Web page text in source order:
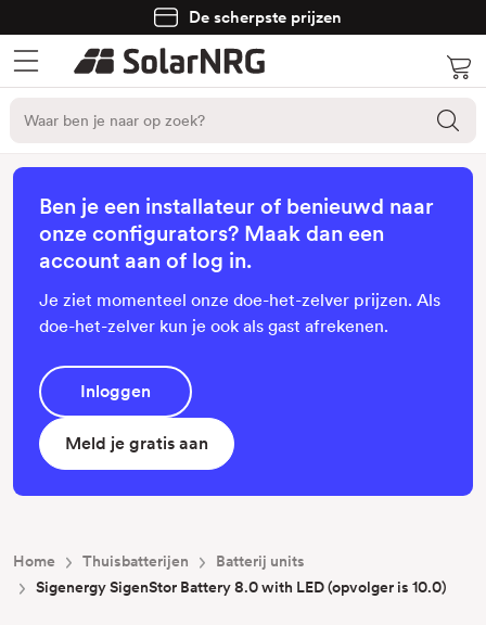
De scherpste prijzen
Ben je een installateur of benieuwd naar
onze configurators? Maak dan een
account aan of log in.
Je ziet momenteel onze doe-het-zelver prijzen. Als
doe-het-zelver kun je ook als gast afrekenen.
Inloggen
Meld je gratis aan
Home Thuisbatterijen
Batterij units
Sigenergy SigenStor Battery 8.0 with LED (opvolger is 10.0)